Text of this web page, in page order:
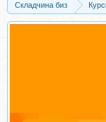
Складчина биз
Отношения и